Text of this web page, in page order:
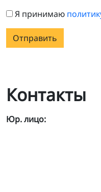
Я принимаю
Отправить
Контакты
Юр. лицо: